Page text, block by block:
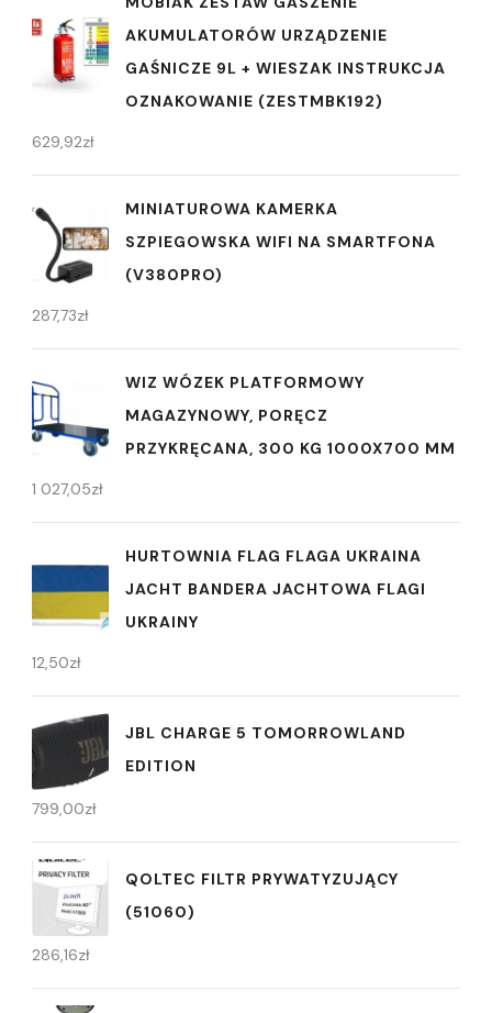
AKUMULATORÓW URZĄDZENIE
GAŚNICZE 9L + WIESZAK INSTRUKCJA
OZNAKOWANIE (ZESTMBK192)
629,92zł
MINIATUROWA KAMERKA
SZPIEGOWSKA WIFI NA SMARTFONA
(V380PRO)
287,73zł
WIZ WÓZEK PLATFORMOWY
MAGAZYNOWY, PORĘCZ
PRZYKRĘCANA, 300 KG 1000X700 MM
1 027,05zł
HURTOWNIA FLAG FLAGA UKRAINA
JACHT BANDERA JACHTOWA FLAGI
UKRAINY
12,50zł
JBL CHARGE 5 TOMORROWLAND
EDITION
799,00zł
QOLTEC FILTR PRYWATYZUJĄCY
(51060)
286,16zł